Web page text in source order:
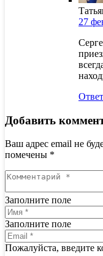
27
Добавить
Ваш адрес email не
помечены *
Заполните поле
Заполните поле
Пожалуйста, введите